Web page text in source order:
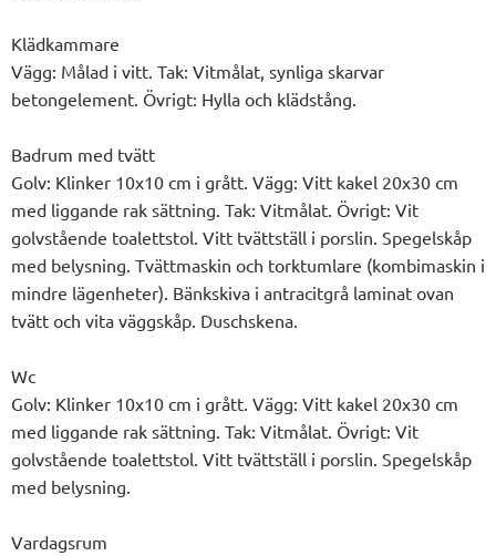
Klädkammare
Vägg: Målad i vitt. Tak: Vitmålat, synliga skarvar
betongelement. Övrigt: Hylla och klädstång.
Badrum med tvätt
Golv: Klinker 10x10 cm i grått. Vägg: Vitt kakel 20x30 cm
med liggande rak sättning. Tak: Vitmålat. Övrigt: Vit
golvstående toalettstol. Vitt tvättställ i porslin. Spegelskåp
med belysning. Tvättmaskin och torktumlare (kombimaskin i
mindre lägenheter). Bänkskiva i antracitgrå laminat ovan
tvätt och vita väggskåp. Duschskena.
Wc
Golv: Klinker 10x10 cm i grått. Vägg: Vitt kakel 20x30 cm
med liggande rak sättning. Tak: Vitmålat. Övrigt: Vit
golvstående toalettstol. Vitt tvättställ i porslin. Spegelskåp
med belysning.
Vardagsrum